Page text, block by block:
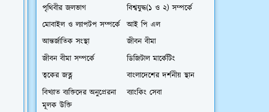
পৃথিবীর জলভাগ
বিশ্বযুদ্ধ(১ ও ২) সম্পর্কে
মোবাইল ও ল্যাপটপ সম্পর্কে আই পি এল
আন্তর্জাতিক সংস্থা
জীবন বীমা
জীবন বীমা সম্পর্কে
ডিজিটাল মার্কেটিং
ত্বকের জত্ন
বাংলাদেশের দর্শনীয় স্থান
বিখ্যাত ব্যক্তিদের অনুপ্রেরনা
মূলক উক্তি
ব্যাংকিং সেবা